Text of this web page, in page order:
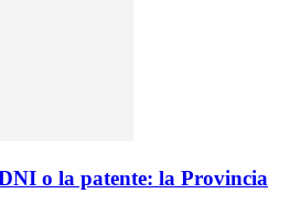
o la patente: la Provincia